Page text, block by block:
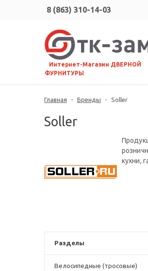
8 (863) 310-14-03
⠀Интернет-Магазин ДВЕРНОЙ
ФУРНИТУРЫ
Главная - Бренды - Soller
Soller
кухни,
Разделы
Велосипедные (тросовые)